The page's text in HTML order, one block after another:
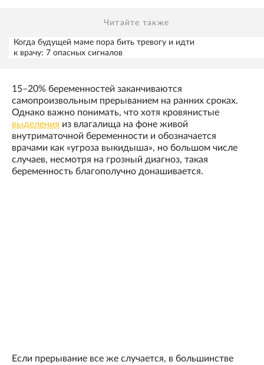
Читайте также
Когда будущей маме пора бить тревогу и идти
к врачу: 7 опасных сигналов
15–20% беременностей заканчиваются
самопроизвольным прерыванием на ранних сроках.
Однако важно понимать, что хотя кровянистые
выделения из влагалища на фоне живой
внутриматочной беременности и обозначается
врачами как «угроза выкидыша», но большом числе
случаев, несмотря на грозный диагноз, такая
беременность благополучно донашивается.
Если прерывание все же случается, в большинстве